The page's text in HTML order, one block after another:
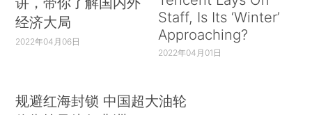
经济大局
2022年04月06日
Staff, Is Its ‘Winter’
Approaching?
2022年04月01日
规避红海封锁 中国超大油轮